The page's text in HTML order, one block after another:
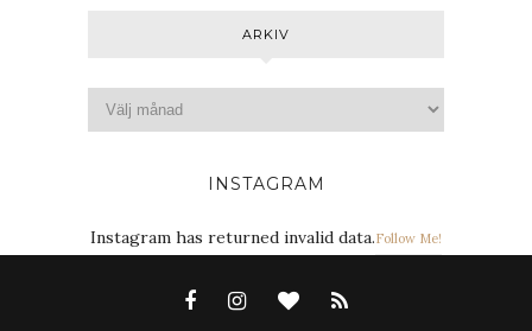
ARKIV
INSTAGRAM
Instagram has returned invalid data.Follow Me!